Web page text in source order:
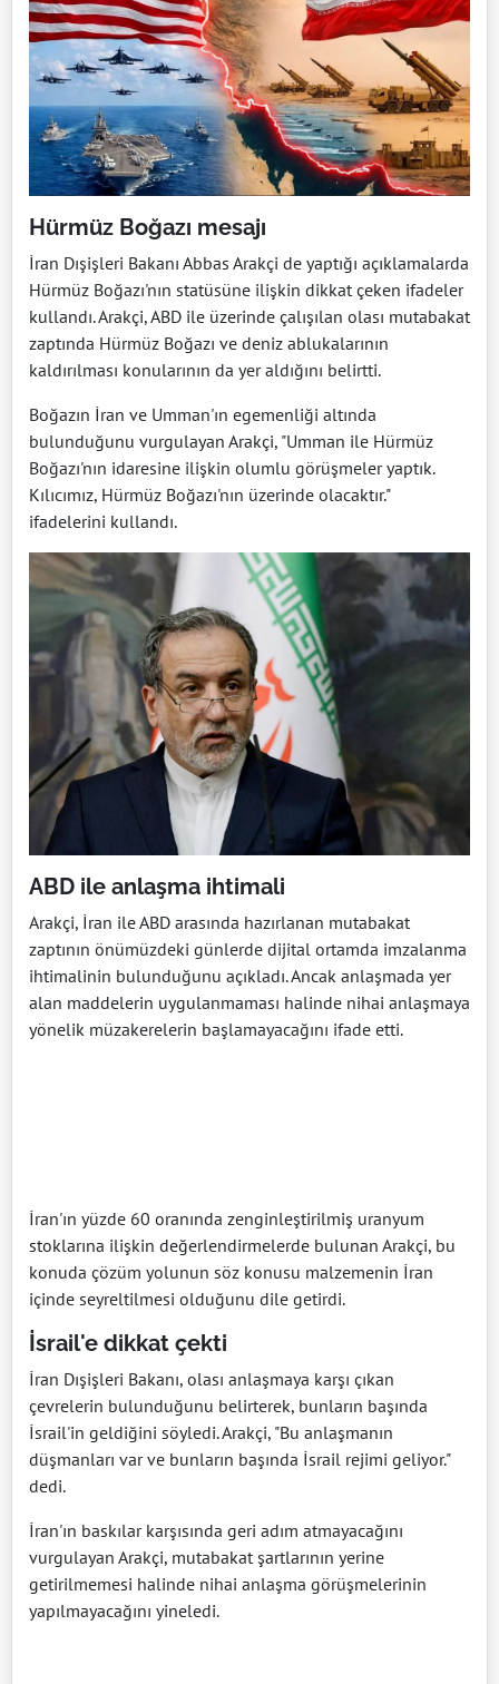
Hürmüz Boğazı mesajı
İran Dışişleri Bakanı Abbas Arakçi de yaptığı açıklamalarda
Hürmüz Boğazı'nın statüsüne ilişkin dikkat çeken ifadeler
kullandı. Arakçi, ABD ile üzerinde çalışılan olası mutabakat
zaptında Hürmüz Boğazı ve deniz ablukalarının
kaldırılması konularının da yer aldığını belirtti.
Boğazın İran ve Umman'ın egemenliği altında
bulunduğunu vurgulayan Arakçi, "Umman ile Hürmüz
Boğazı'nın idaresine ilişkin olumlu görüşmeler yaptık.
Kılıcımız, Hürmüz Boğazı'nın üzerinde olacaktır."
ifadelerini kullandı.
ABD ile anlaşma ihtimali
Arakçi, İran ile ABD arasında hazırlanan mutabakat
zaptının önümüzdeki günlerde dijital ortamda imzalanma
ihtimalinin bulunduğunu açıkladı. Ancak anlaşmada yer
alan maddelerin uygulanmaması halinde nihai anlaşmaya
yönelik müzakerelerin başlamayacağını ifade etti.
İran'ın yüzde 60 oranında zenginleştirilmiş uranyum
stoklarına ilişkin değerlendirmelerde bulunan Arakçi, bu
konuda çözüm yolunun söz konusu malzemenin İran
içinde seyreltilmesi olduğunu dile getirdi.
İsrail'e dikkat çekti
İran Dışişleri Bakanı, olası anlaşmaya karşı çıkan
çevrelerin bulunduğunu belirterek, bunların başında
İsrail'in geldiğini söyledi. Arakçi, "Bu anlaşmanın
düşmanları var ve bunların başında İsrail rejimi geliyor."
dedi.
İran'ın baskılar karşısında geri adım atmayacağını
vurgulayan Arakçi, mutabakat şartlarının yerine
getirilmemesi halinde nihai anlaşma görüşmelerinin
yapılmayacağını yineledi.